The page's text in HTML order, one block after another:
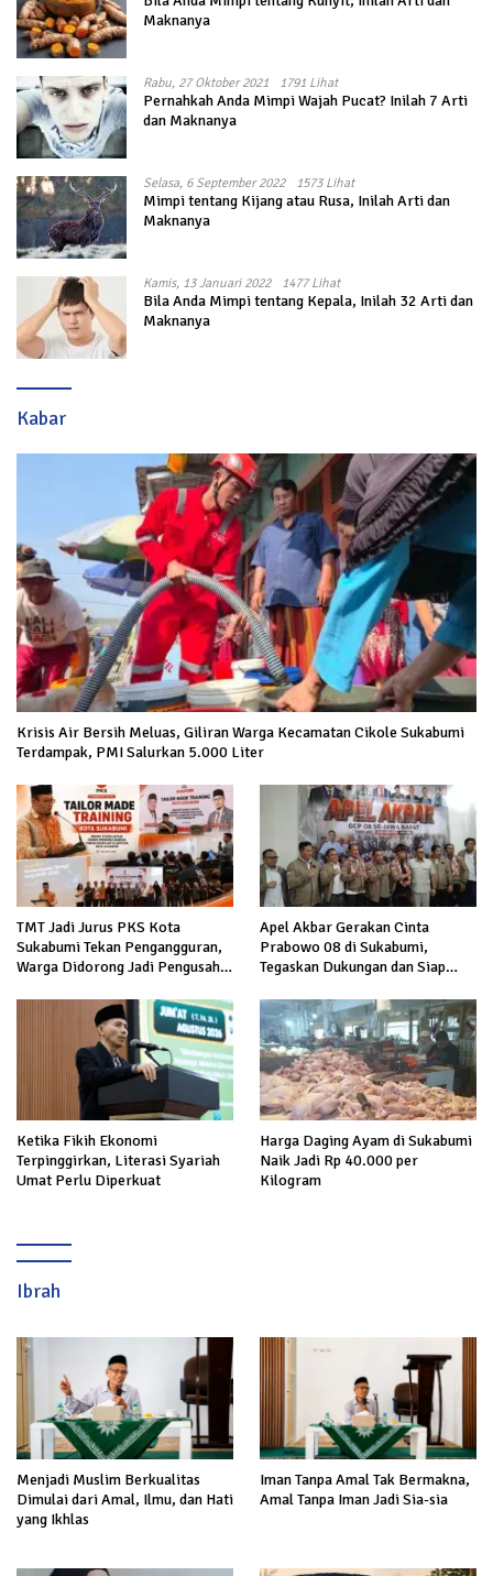
Maknanya
Rabu, 27 Oktober 2021 1791 Lihat
Pernahkah Anda Mimpi Wajah Pucat? Inilah 7 Arti
dan Maknanya
Selasa, 6 September 2022 1573 Lihat
Mimpi tentang Kijang atau Rusa, Inilah Arti dan
Maknanya
Kamis, 13 Januari 2022 1477 Lihat
Bila Anda Mimpi tentang Kepala, Inilah 32 Arti dan
Maknanya
Kabar
Krisis Air Bersih Meluas, Giliran Warga Kecamatan Cikole Sukabumi
Terdampak, PMI Salurkan 5.000 Liter
TMT Jadi Jurus PKS Kota
Sukabumi Tekan Pengangguran,
Warga Didorong Jadi Pengusaha
Apel Akbar Gerakan Cinta
Prabowo 08 di Sukabumi,
Tegaskan Dukungan dan Siap
Prabowo
Ketika Fikih Ekonomi
Terpinggirkan, Literasi Syariah
Umat Perlu Diperkuat
Harga Daging Ayam di Sukabumi
Naik Jadi Rp 40.000 per
Kilogram
Ibrah
Menjadi Muslim Berkualitas
Dimulai dari Amal, Ilmu, dan Hati
yang Ikhlas
Iman Tanpa Amal Tak Bermakna,
Amal Tanpa Iman Jadi Sia-sia